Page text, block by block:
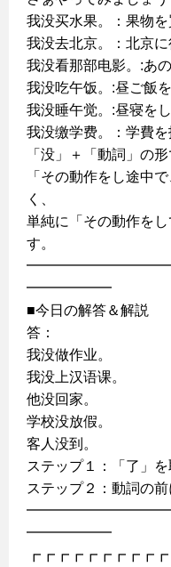
我没买水果。：果物を
我没去北京。：北京に
我没看那部电影。:あ
我没吃午饭。:昼ご飯
我没睡午觉。:昼寝をし
我没缴学费。：学費を
「没」＋「動詞」の
「その動作をし途中
く、
単純に「その動作を
す。
━━━━━━
■今日の解答＆解説
答：
我没做作业。
我没上汉语课。
他没回家。
学校没放假。
客人没到。
ステップ１：「了」を
ステップ２：動詞の前
━━━━━━